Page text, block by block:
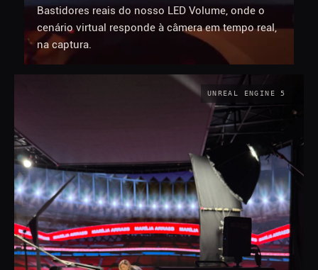
Bastidores reais do nosso LED Volume, onde o
cenário virtual responde à câmera em tempo real,
na captura.